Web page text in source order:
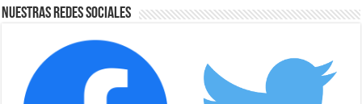
Nuestras Redes Sociales